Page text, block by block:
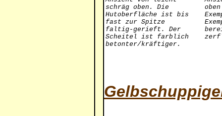
schräg oben. Die
Hutoberfläche ist bis
fast zur Spitze
faltig-gerieft. Der
Scheitel ist farblich
betonter/kräftiger.